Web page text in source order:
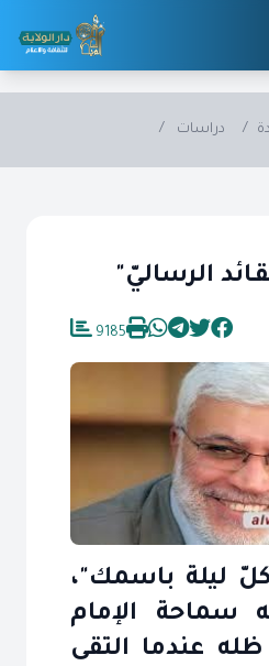
/ دراسات /
الرساليّ"
9185
ليلة باسمك"،
سماحة الإمام
ظله عندما التقى